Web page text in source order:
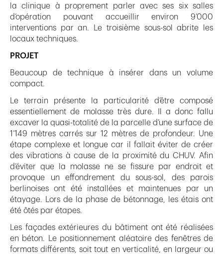
la clinique à proprement parler avec ses six salles
d’opération pouvant accueillir environ 9’000
interventions par an. Le troisième sous-sol abrite les
locaux techniques.
PROJET
Beaucoup de technique à insérer dans un volume
compact.
Le terrain présente la particularité d’être composé
essentiellement de molasse très dure. Il a donc fallu
excaver la quasi-totalité de la parcelle d’une surface de
1’149 mètres carrés sur 12 mètres de profondeur. Une
étape complexe et longue car il fallait éviter de créer
des vibrations à cause de la proximité du CHUV. Afin
d’éviter que la molasse ne se fissure par endroit et
provoque un effondrement du sous-sol, des parois
berlinoises ont été installées et maintenues par un
étayage. Lors de la phase de bétonnage, les étais ont
été ôtés par étapes.
Les façades extérieures du bâtiment ont été réalisées
en béton. Le positionnement aléatoire des fenêtres de
formats différents, soit tout en verticalité, en largeur ou